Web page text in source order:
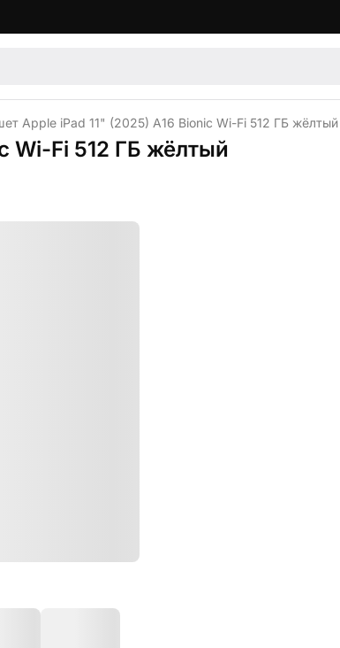
Apple iPad 11" (2025) A16 Bionic Wi-Fi 512 ГБ жёлтый
Wi-Fi 512 ГБ жёлтый